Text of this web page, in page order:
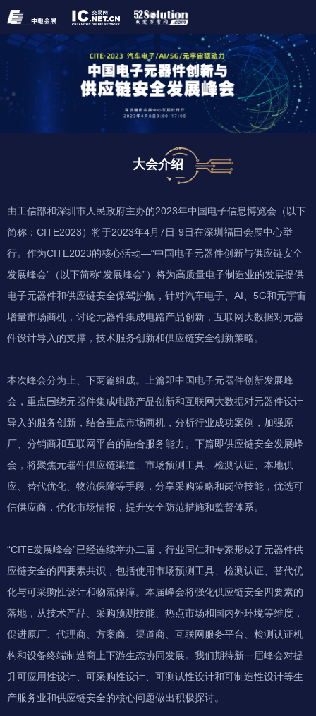
大会介绍
由工信部和深圳市人民政府主办的2023年中国电子信息博览会（以下
简称：CITE2023）将于2023年4月7日-9日在深圳福田会展中心举
行。作为CITE2023的核心活动—“中国电子元器件创新与供应链安全
发展峰会”（以下简称“发展峰会”）将为高质量电子制造业的发展提供
电子元器件和供应链安全保驾护航，针对汽车电子、AI、5G和元宇宙
增量市场商机，讨论元器件集成电路产品创新，互联网大数据对元器
件设计导入的支撑，技术服务创新和供应链安全创新策略。
本次峰会分为上、下两篇组成。上篇即中国电子元器件创新发展峰
会，重点围绕元器件集成电路产品创新和互联网大数据对元器件设计
导入的服务创新，结合重点市场商机，分析行业成功案例，加强原
厂、分销商和互联网平台的融合服务能力。下篇即供应链安全发展峰
会，将聚焦元器件供应链渠道、市场预测工具、检测认证、本地供
应、替代优化、物流保障等手段，分享采购策略和岗位技能，优选可
信供应商，优化市场情报，提升安全防范措施和监督体系。
“CITE发展峰会”已经连续举办二届，行业同仁和专家形成了元器件供
应链安全的四要素共识，包括使用市场预测工具、检测认证、替代优
化与可采购性设计和物流保障。本届峰会将强化供应链安全四要素的
落地，从技术产品、采购预测技能、热点市场和国内外环境等维度，
促进原厂、代理商、方案商、渠道商、互联网服务平台、检测认证机
构和设备终端制造商上下游生态协同发展。我们期待新一届峰会对提
升可应用性设计、可采购性设计、可测试性设计和可制造性设计等生
产服务业和供应链安全的核心问题做出积极探讨。